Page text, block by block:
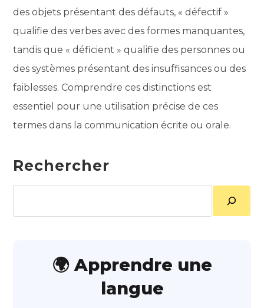
des objets présentant des défauts, « défectif »
qualifie des verbes avec des formes manquantes,
tandis que « déficient » qualifie des personnes ou
des systèmes présentant des insuffisances ou des
faiblesses. Comprendre ces distinctions est
essentiel pour une utilisation précise de ces
termes dans la communication écrite ou orale.
Rechercher
🌍 Apprendre une
langue